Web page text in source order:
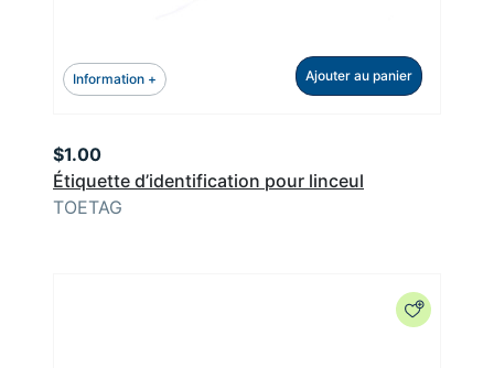
Information + Ajouter au panier
Étiquette d’identification pour linceul
$1.00
TOETAG